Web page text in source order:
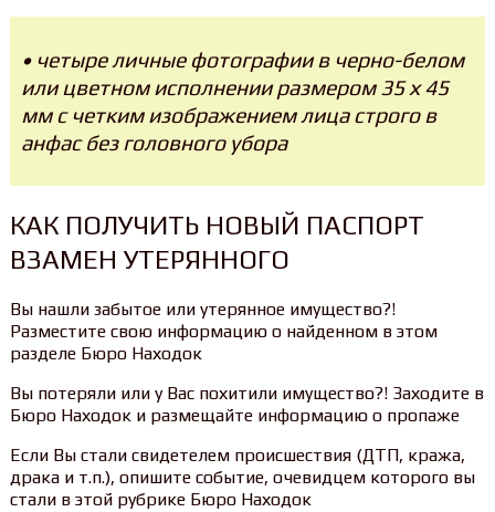
• четыре личные фотографии в черно-белом
или цветном исполнении размером 35 х 45
мм с четким изображением лица строго в
анфас без головного убора
КАК ПОЛУЧИТЬ НОВЫЙ ПАСПОРТ
ВЗАМЕН УТЕРЯННОГО
Вы нашли забытое или утерянное имущество?!
Разместите свою информацию о найденном в этом
разделе Бюро Находок
Вы потеряли или у Вас похитили имущество?! Заходите в
Бюро Находок и размещайте информацию о пропаже
Если Вы стали свидетелем происшествия (ДТП, кража,
драка и т.п.), опишите событие, очевидцем которого вы
стали в этой рубрике Бюро Находок